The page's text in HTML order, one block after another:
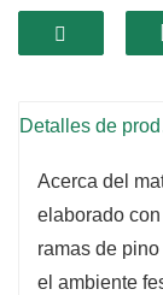
de regalo
Efecto
y comodidad
para
nuestro
reuniones
o
Acerca del
elaborado
ramas de
el ambiente